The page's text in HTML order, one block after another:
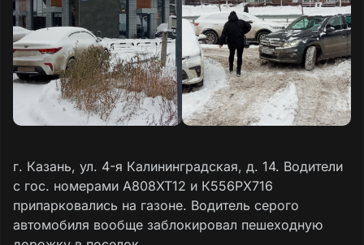
г. Казань, ул. 4-я Калининградская, д. 14. Водители
с гос. номерами А808ХТ12 и К556РХ716
припарковались на газоне. Водитель серого
автомобиля вообще заблокировал пешеходную